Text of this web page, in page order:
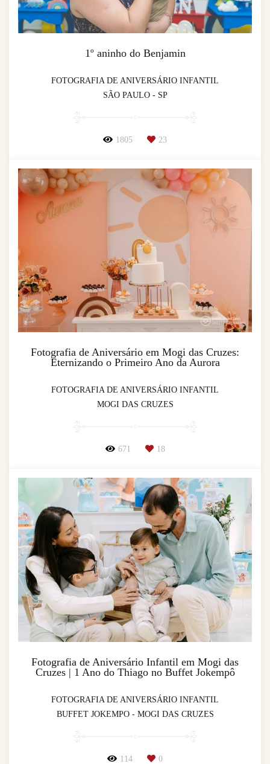
1º aninho do Benjamin
FOTOGRAFIA DE ANIVERSÁRIO INFANTIL
SÃO PAULO - SP
1805 23
Fotografia de Aniversário em Mogi das Cruzes:
Eternizando o Primeiro Ano da Aurora
FOTOGRAFIA DE ANIVERSÁRIO INFANTIL
MOGI DAS CRUZES
671 18
Fotografia de Aniversário Infantil em Mogi das
Cruzes | 1 Ano do Thiago no Buffet Jokempô
FOTOGRAFIA DE ANIVERSÁRIO INFANTIL
BUFFET JOKEMPO - MOGI DAS CRUZES
114 0